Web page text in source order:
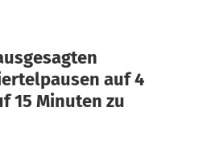
auf 4
15 Minuten zu